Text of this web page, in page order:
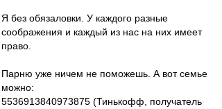
Я без обязаловки. У каждого разные
соображения и каждый из нас на них имеет
право.
Парню уже ничем не поможешь. А вот семье
можно:
5536913840973875 (Тинькофф, получатель